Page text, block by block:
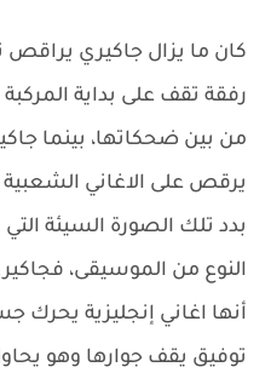
كان ما يزال جاكيري يراقص
رفقة تقف على بداية
من بين ضحكاتها، بينما
يرقص على الاغاني الشعبية
بدد تلك الصورة السيئة
النوع من الموسيقى،
أنها اغاني إنجليزية يحرك
توفيق يقف جوارها وهو